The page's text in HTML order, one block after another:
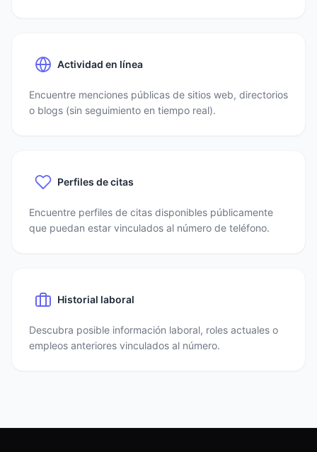
Actividad en línea
Encuentre menciones públicas de sitios web, directorios
o blogs (sin seguimiento en tiempo real).
Perfiles de citas
Encuentre perfiles de citas disponibles públicamente
que puedan estar vinculados al número de teléfono.
Historial laboral
Descubra posible información laboral, roles actuales o
empleos anteriores vinculados al número.